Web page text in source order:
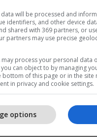
në një
të forta nga Lista
në Graçanicë u
dhe shëndetësore
të lirë të
politikisht
serb, akuza
përditshme në
will be processed and
identifiers, and other device
shared with 369 partners, or
partners may use precise
may process your personal data
you can object to by managing
bottom of this page or in the site
in privacy and cookie settings.
options